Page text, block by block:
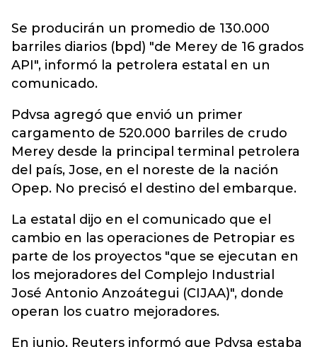
Se producirán un promedio de 130.000
barriles diarios (bpd) "de Merey de 16 grados
API", informó la petrolera estatal en un
comunicado.
Pdvsa agregó que envió un primer
cargamento de 520.000 barriles de crudo
Merey desde la principal terminal petrolera
del país, Jose, en el noreste de la nación
Opep. No precisó el destino del embarque.
La estatal dijo en el comunicado que el
cambio en las operaciones de Petropiar es
parte de los proyectos "que se ejecutan en
los mejoradores del Complejo Industrial
José Antonio Anzoátegui (CIJAA)", donde
operan los cuatro mejoradores.
En junio, Reuters informó que Pdvsa estaba